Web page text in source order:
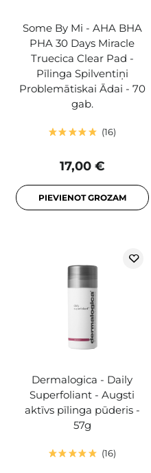
Some By Mi - AHA BHA
PHA 30 Days Miracle
Truecica Clear Pad -
Pīlinga Spilventiņi
Problemātiskai Ādai - 70
gab.
16
17,00 €
PIEVIENOT GROZAM
Dermalogica - Daily
Superfoliant - Augsti
aktīvs pīlinga pūderis -
57g
16